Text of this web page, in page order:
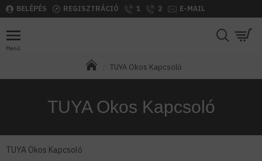
BELÉPÉS REGISZTRÁCIÓ 1 2 E-MAIL
TUYA Okos Kapcsoló
TUYA Okos Kapcsoló
TUYA Okos Kapcsoló